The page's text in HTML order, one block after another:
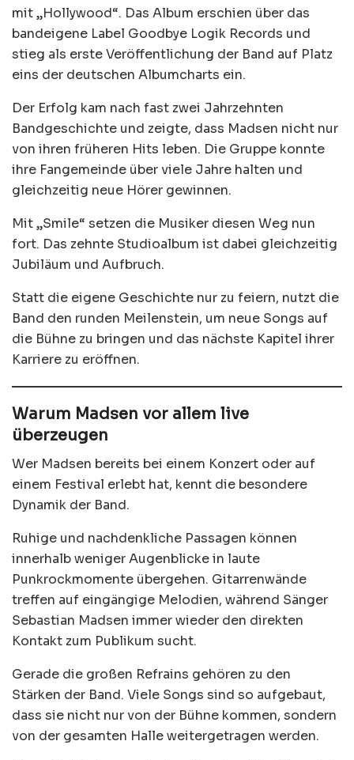
mit „Hollywood“. Das Album erschien über das
bandeigene Label Goodbye Logik Records und
stieg als erste Veröffentlichung der Band auf Platz
eins der deutschen Albumcharts ein.
Der Erfolg kam nach fast zwei Jahrzehnten
Bandgeschichte und zeigte, dass Madsen nicht nur
von ihren früheren Hits leben. Die Gruppe konnte
ihre Fangemeinde über viele Jahre halten und
gleichzeitig neue Hörer gewinnen.
Mit „Smile“ setzen die Musiker diesen Weg nun
fort. Das zehnte Studioalbum ist dabei gleichzeitig
Jubiläum und Aufbruch.
Statt die eigene Geschichte nur zu feiern, nutzt die
Band den runden Meilenstein, um neue Songs auf
die Bühne zu bringen und das nächste Kapitel ihrer
Karriere zu eröffnen.
Warum Madsen vor allem live
überzeugen
Wer Madsen bereits bei einem Konzert oder auf
einem Festival erlebt hat, kennt die besondere
Dynamik der Band.
Ruhige und nachdenkliche Passagen können
innerhalb weniger Augenblicke in laute
Punkrockmomente übergehen. Gitarrenwände
treffen auf eingängige Melodien, während Sänger
Sebastian Madsen immer wieder den direkten
Kontakt zum Publikum sucht.
Gerade die großen Refrains gehören zu den
Stärken der Band. Viele Songs sind so aufgebaut,
dass sie nicht nur von der Bühne kommen, sondern
von der gesamten Halle weitergetragen werden.